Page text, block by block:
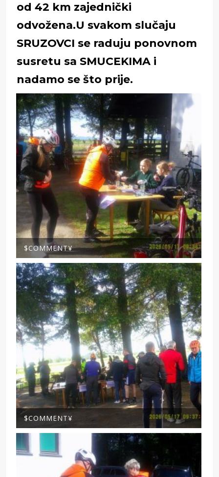
od 42 km zajednički
odvožena.U svakom slučaju
SRUZOVCI se raduju ponovnom
susretu sa SMUCEKIMA i
nadamo se što prije.
$COMMENT¥
$COMMENT¥